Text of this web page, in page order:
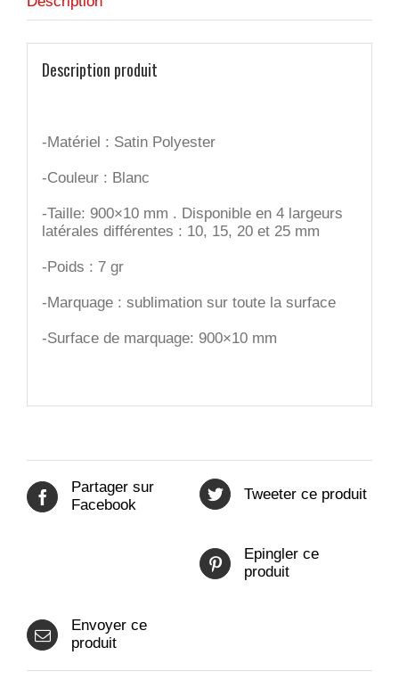
Description produit
-Matériel : Satin Polyester
-Couleur : Blanc
-Taille: 900×10 mm . Disponible en 4 largeurs
latérales différentes : 10, 15, 20 et 25 mm
-Poids : 7 gr
-Marquage : sublimation sur toute la surface
-Surface de marquage: 900×10 mm
Partager sur
Facebook
Tweeter ce produit
Epingler ce
produit
Envoyer ce
produit